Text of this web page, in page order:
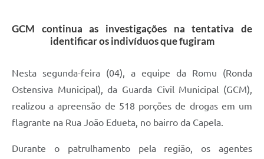
Listagem dos CEPs de Vinhedo
Acesso à Informação
Contratos
Associação dos Servidores Públicos Municipais de
Vinhedo
Audiências Públicas
GCM continua as investigações na tentativa de
identificar os indivíduos que fugiram
Nesta segunda-feira (04), a equipe da Romu (Ronda
Ostensiva Municipal), da Guarda Civil Municipal (GCM),
realizou a apreensão de 518 porções de drogas em um
flagrante na Rua João Edueta, no bairro da Capela.
Durante o patrulhamento pela região, os agentes